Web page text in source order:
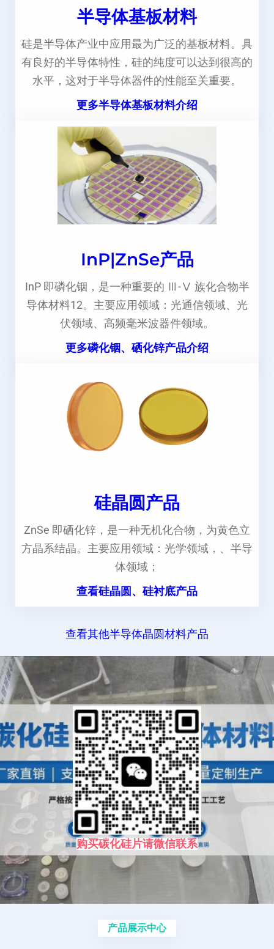
半导体基板材料
硅是半导体产业中应用最为广泛的基板材料。具
有良好的半导体特性，硅的纯度可以达到很高的
水平，这对于半导体器件的性能至关重要。
更多半导体基板材料介绍
InP|ZnSe产品
InP 即磷化铟，是一种重要的 Ⅲ-Ⅴ 族化合物半
导体材料12。主要应用领域：光通信领域、光
伏领域、高频毫米波器件领域。
更多磷化铟、硒化锌产品介绍
硅晶圆产品
ZnSe 即硒化锌，是一种无机化合物，为黄色立
方晶系结晶。主要应用领域：光学领域，、半导
体领域；
查看硅晶圆、硅衬底产品
查看其他半导体晶圆材料产品
购买碳化硅片请微信联系
产品展示中心